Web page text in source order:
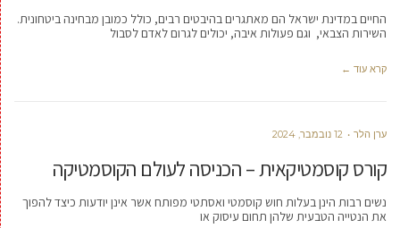
החיים במדינת ישראל הם מאתגרים בהיבטים רבים, כולל כמובן מבחינה ביטחונית.
השירות הצבאי, וגם פעולות איבה, יכולים לגרום לאדם לסבול
קרא עוד ←
ערן הלר 12 נובמבר, 2024
קורס קוסמטיקאית – הכניסה לעולם הקוסמטיקה
נשים רבות הינן בעלות חוש קוסמטי ואסתטי מפותח אשר אינן יודעות כיצד להפוך
את הנטייה הטבעית שלהן תחום עיסוק או